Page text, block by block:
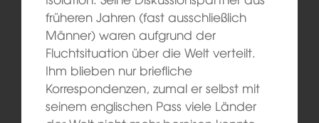
früheren Jahren (fast ausschließlich
Männer) waren aufgrund der
Fluchtsituation über die Welt verteilt.
Ihm blieben nur briefliche
Korrespondenzen, zumal er selbst mit
seinem englischen Pass viele Länder